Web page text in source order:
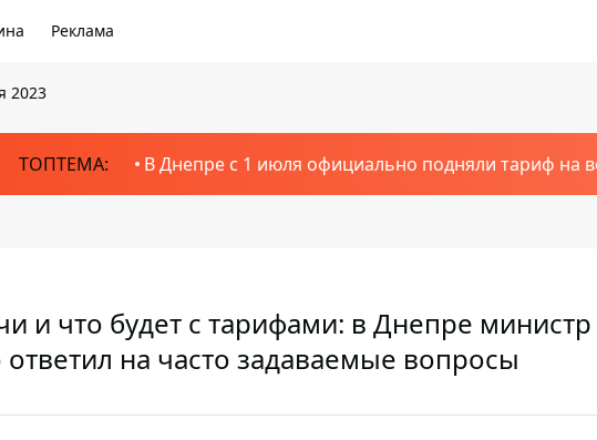
Реклама
2023
ТОПТЕМА: В Днепре с 1 июля официально подняли тариф на
и что будет с тарифами: в Днепре министр
на часто задаваемые вопросы